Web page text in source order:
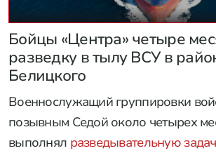
Бойцы «Центра» четыре
разведку в тылу ВСУ в
Белицкого
Военнослужащий группировки
позывным Седой около четырех
выполнял разведывательную